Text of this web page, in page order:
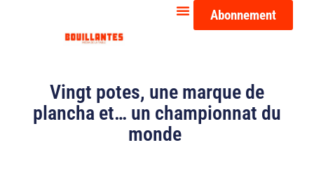
Abonnement
Vingt potes, une marque de
plancha et… un championnat du
monde